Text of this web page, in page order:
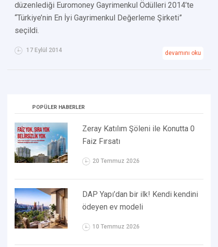
düzenlediği Euromoney Gayrimenkul Ödülleri 2014’te
“Türkiye’nin En İyi Gayrimenkul Değerleme Şirketi”
seçildi.
17 Eylül 2014 devamını oku
POPÜLER HABERLER
Zeray Katılım Şöleni ile Konutta 0
Faiz Fırsatı
20 Temmuz 2026
DAP Yapı’dan bir ilk! Kendi kendini
ödeyen ev modeli
10 Temmuz 2026